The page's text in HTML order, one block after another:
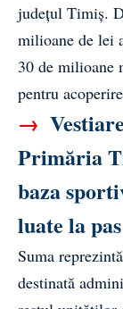
județul Timiș.
milioane de lei
30 de milioane
pentru
→
Primăria
baza
luate la
Suma
destinată